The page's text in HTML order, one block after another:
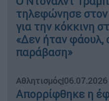
τηλεφώνησε στον
για την κόκκινη
«Δεν ήταν φάουλ,
παράβαση»
Αθλητισμός|
Απορρίφθηκε η